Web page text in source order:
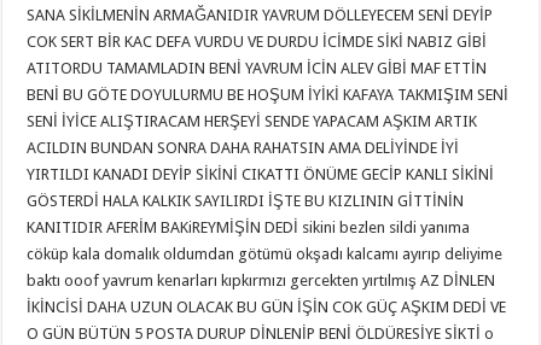
SANA SİKİLMENİN ARMAĞANIDIR YAVRUM DÖLLEYECEM SENİ DEYİP
COK SERT BİR KAC DEFA VURDU VE DURDU İCİMDE SİKİ NABIZ GİBİ
ATITORDU TAMAMLADIN BENİ YAVRUM İCİN ALEV GİBİ MAF ETTİN
BENİ BU GÖTE DOYULURMU BE HOŞUM İYİKİ KAFAYA TAKMIŞIM SENİ
SENİ İYİCE ALIŞTIRACAM HERŞEYİ SENDE YAPACAM AŞKIM ARTIK
ACILDIN BUNDAN SONRA DAHA RAHATSIN AMA DELİYİNDE İYİ
YIRTILDI KANADI DEYİP SİKİNİ CIKATTI ÖNÜME GECİP KANLI SİKİNİ
GÖSTERDİ HALA KALKIK SAYILIRDI İŞTE BU KIZLININ GİTTİNİN
KANITIDIR AFERİM BAKiREYMİŞİN DEDİ sikini bezlen sildi yanıma
cöküp kala domalık oldumdan götümü okşadı kalcamı ayırıp deliyime
baktı ooof yavrum kenarları kıpkırmızı gercekten yırtılmış AZ DİNLEN
İKİNCİSİ DAHA UZUN OLACAK BU GÜN İŞİN COK GÜÇ AŞKIM DEDİ VE
O GÜN BÜTÜN 5 POSTA DURUP DİNLENİP BENİ ÖLDÜRESİYE SİKTİ o